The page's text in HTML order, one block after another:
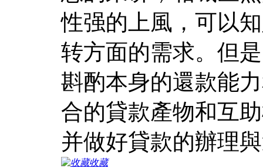
性强的上風，可以
转方面的需求。但
斟酌本身的還款能
合的貸款產物和互
并做好貸款的辦理
收藏